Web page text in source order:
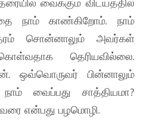
நாம் காண்கிறோம். நாம்
சொன்னாலும் அவர்கள்
தெரியவில்லை.
ஒவ்வொருவர் பின்னாலும்
நாம் வைப்பது சாத்தியமா?
வரை என்பது பழமொழி.